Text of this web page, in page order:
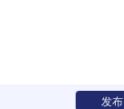
发布